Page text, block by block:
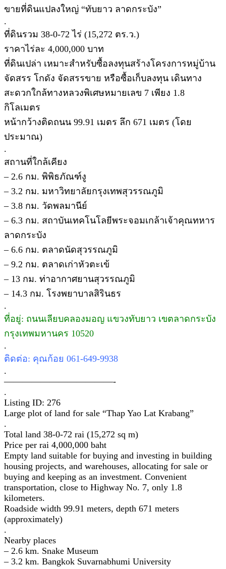
ขายที่ดินแปลงใหญ่ “ทับยาว ลาดกระบัง”
.
ที่ดินรวม 38-0-72 ไร่ (15,272 ตร.ว.)
ราคาไร่ละ 4,000,000 บาท
ที่ดินเปล่า เหมาะสำหรับซื้อลงทุนสร้างโครงการหมู่บ้าน
จัดสรร โกดัง จัดสรรขาย หรือซื้อเก็บลงทุน เดินทาง
สะดวกใกล้ทางหลวงพิเศษหมายเลข 7 เพียง 1.8
กิโลเมตร
หน้ากว้างติดถนน 99.91 เมตร ลึก 671 เมตร (โดย
ประมาณ)
.
สถานที่ใกล้เคียง
– 2.6 กม. พิพิธภัณฑ์งู
– 3.2 กม. มหาวิทยาลัยกรุงเทพสุวรรณภูมิ
– 3.8 กม. วัดพลมานีย์
– 6.3 กม. สถาบันเทคโนโลยีพระจอมเกล้าเจ้าคุณทหาร
ลาดกระบัง
– 6.6 กม. ตลาดนัดสุวรรณภูมิ
– 9.2 กม. ตลาดเก่าหัวตะเข้
– 13 กม. ท่าอากาศยานสุวรรณภูมิ
– 14.3 กม. โรงพยาบาลสิรินธร
.
ที่อยู่: ถนนเลียบคลองมอญ แขวงทับยาว เขตลาดกระบัง
กรุงเทพมหานคร 10520
.
ติดต่อ: คุณก้อย 061-649-9938
.
————————————-
.
Listing ID: 276
Large plot of land for sale “Thap Yao Lat Krabang”
.
Total land 38-0-72 rai (15,272 sq m)
Price per rai 4,000,000 baht
Empty land suitable for buying and investing in building
housing projects, and warehouses, allocating for sale or
buying and keeping as an investment. Convenient
transportation, close to Highway No. 7, only 1.8
kilometers.
Roadside width 99.91 meters, depth 671 meters
(approximately)
.
Nearby places
– 2.6 km. Snake Museum
– 3.2 km. Bangkok Suvarnabhumi University